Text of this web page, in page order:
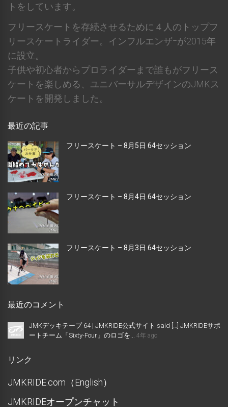
トをしています。
フリースケートを存続させるために４人のトップフ
リースケートライダー。インフルエンザｰが2015年
に設立。
子供や初心者からプロライダーまで誰もがフリース
ケートを楽しめる、ユニバーサルデザインのJMKス
ケートを開発しました。
最近の記事
フリースケート – 8月5日 64セッション
フリースケート – 8月4日 64セッション
フリースケート – 8月3日 64セッション
最近のコメント
JMKデッキテープ 64 | JMKRIDE公式サイト said […] JMKRIDEサポ
ートチーム「Sixty-Four」のロゴを...
4年 ago
リンク
JMKRIDE.com（English）
JMKRIDEオープンチャット